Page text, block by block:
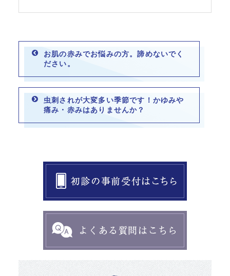
お肌の赤みでお悩みの方。諦めないでく
ださい。
虫刺されが大変多い季節です！かゆみや
痛み・赤みはありませんか？